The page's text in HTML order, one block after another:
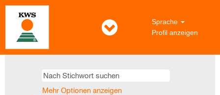
Sprache
Profil anzeigen
Mehr Optionen anzeigen